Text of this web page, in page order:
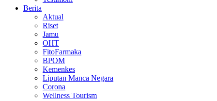
Berita
Aktual
Riset
Jamu
OHT
FitoFarmaka
BPOM
Kemenkes
Liputan Manca Negara
Corona
Wellness Tourism